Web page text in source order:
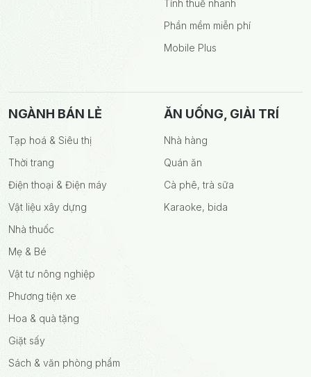
Tính thuế nhanh
Phần mềm miễn phí
Mobile Plus
NGÀNH BÁN LẺ
Tạp hoá & Siêu thị
Thời trang
Điện thoại & Điện máy
Vật liệu xây dựng
Nhà thuốc
Mẹ & Bé
Vật tư nông nghiệp
Phương tiện xe
Hoa & quà tặng
Giặt sấy
Sách & văn phòng phẩm
ĂN UỐNG, GIẢI TRÍ
Nhà hàng
Quán ăn
Cà phê, trà sữa
Karaoke, bida